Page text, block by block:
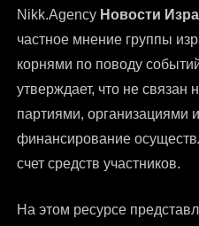
Nikk.Agency Новости
частное мнение группы
корнями по поводу
утверждает, что не связан
партиями, организациями
финансирование
счет средств участников.
На этом ресурсе